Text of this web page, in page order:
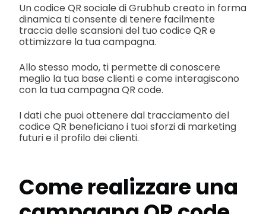
Un codice QR sociale di Grubhub creato in forma
dinamica ti consente di tenere facilmente
traccia delle scansioni del tuo codice QR e
ottimizzare la tua campagna.
Allo stesso modo, ti permette di conoscere
meglio la tua base clienti e come interagiscono
con la tua campagna QR code.
I dati che puoi ottenere dal tracciamento del
codice QR beneficiano i tuoi sforzi di marketing
futuri e il profilo dei clienti.
Come realizzare una